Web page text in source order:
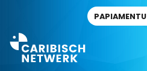
PAPIAMENTU